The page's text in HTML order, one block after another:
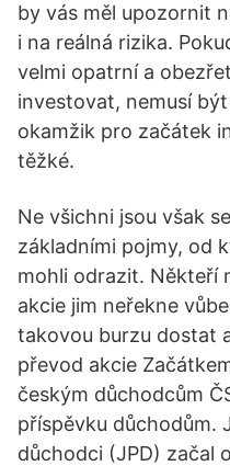
by vás měl upozornit
i na reálná rizika.
velmi opatrní a
investovat, nemusí
okamžik pro začátek
těžké.
Ne všichni jsou však
základními pojmy, od
mohli odrazit. Někteří
akcie jim neřekne
takovou burzu dostat
převod akcie
českým důchodcům
příspěvku důchodům.
důchodci (JPD) začal